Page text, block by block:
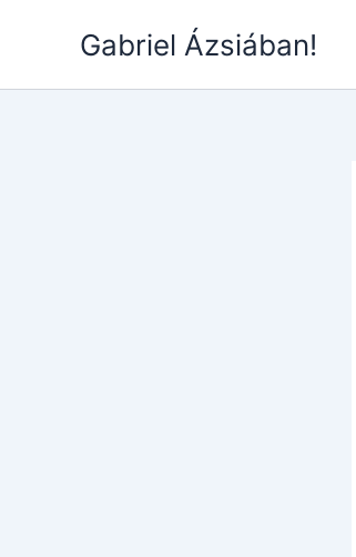
Gabriel Ázsiában!